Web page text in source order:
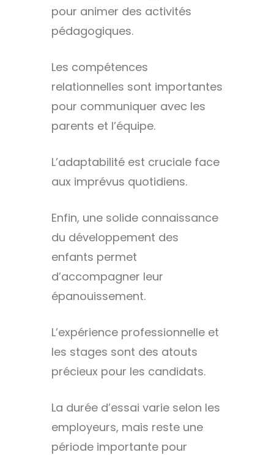
pour animer des activités
pédagogiques.
Les compétences
relationnelles sont importantes
pour communiquer avec les
parents et l’équipe.
L’adaptabilité est cruciale face
aux imprévus quotidiens.
Enfin, une solide connaissance
du développement des
enfants permet
d’accompagner leur
épanouissement.
L’expérience professionnelle et
les stages sont des atouts
précieux pour les candidats.
La durée d’essai varie selon les
employeurs, mais reste une
période importante pour